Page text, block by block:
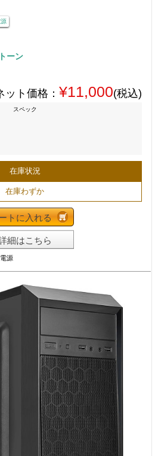
ーン
ット価格： ¥11,000(税込)
スペック
在庫状況
在庫わずか
トに入れる
細はこちら
源